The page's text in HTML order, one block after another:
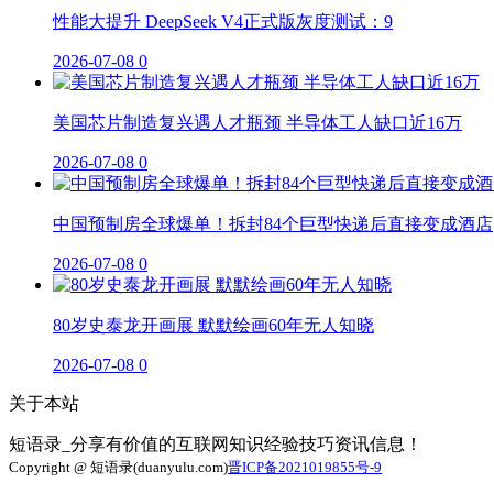
性能大提升 DeepSeek V4正式版灰度测试：9
2026-07-08 0
美国芯片制造复兴遇人才瓶颈 半导体工人缺口近16万
2026-07-08 0
中国预制房全球爆单！拆封84个巨型快递后直接变成酒店
2026-07-08 0
80岁史泰龙开画展 默默绘画60年无人知晓
2026-07-08 0
关于本站
短语录_分享有价值的互联网知识经验技巧资讯信息！
Copyright @ 短语录(duanyulu.com)晋ICP备2021019855号-9